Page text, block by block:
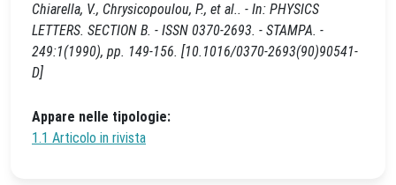
Chiarella, V., Chrysicopoulou, P., et al.. - In: PHYSICS
LETTERS. SECTION B. - ISSN 0370-2693. - STAMPA. -
249:1(1990), pp. 149-156. [10.1016/0370-2693(90)90541-
D]
Appare nelle tipologie:
1.1 Articolo in rivista